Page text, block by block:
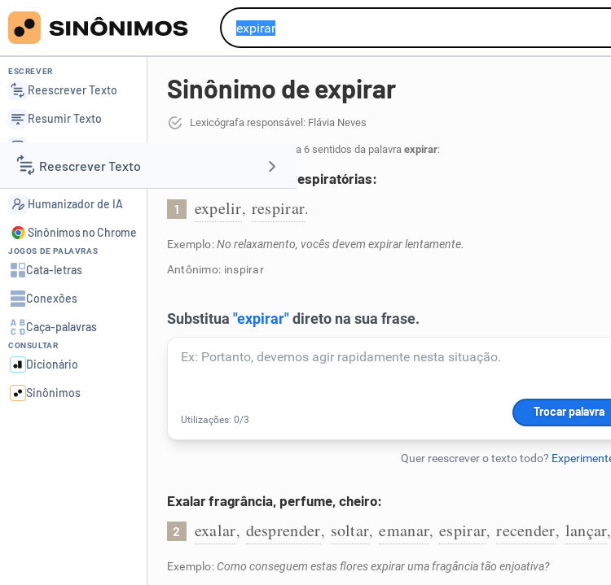
Reescrever Texto
Resumir Texto
Corrigir Texto
Detector de IA
Humanizador de IA
ESCREVER
Reescrever Texto
Resumir Texto
Detector de IA
Humanizador de IA
Sinônimos no Chrome
JOGOS DE PALAVRAS
Cata-letras
Conexões
Caça-palavras
CONSULTAR
Dicionário
Sinônimos
Sinônimo de expirar
Lexicógrafa responsável: Flávia Neves
para 6 sentidos da palavra expirar:
Expelir ar pelas vias respiratórias:
1 expelir, respirar.
Exemplo:No relaxamento, vocês devem expirar lentamente.
Antônimo: inspirar
Exalar fragrância, perfume, cheiro:
2 exalar, desprender, soltar, emanar, espirar, recender, lançar,
Exemplo: Como conseguem estas flores expirar uma fragância tão enjoativa?